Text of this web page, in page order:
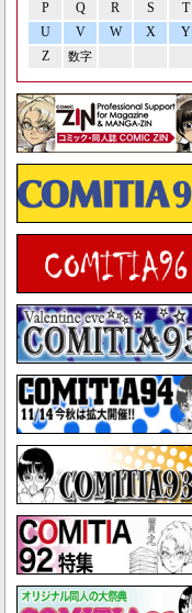
P Q R S
T
U
V W X
Y
Z
数字